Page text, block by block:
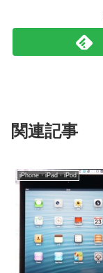
関連記事
iPhone・iPad・iPod